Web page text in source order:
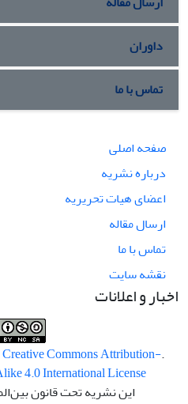
داوران
تماس با ما
صفحه اصلی
درباره نشریه
اعضای هیات تحریریه
ارسال مقاله
تماس با ما
نقشه سایت
اخبار و اعلانات
.This work is licensed under a
Creative Commons Attribution-
4.0 International License
این نشریه تحت قانون